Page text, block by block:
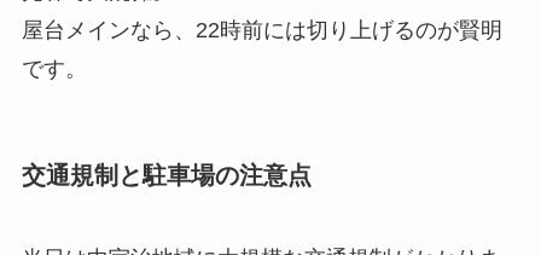
屋台メインなら、22時前には切り上げるのが賢明
です。
交通規制と駐車場の注意点